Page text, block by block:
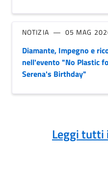
NOTIZIA 05 MAG
Diamante, Impegno e
nell'evento "No Plastic
Serena's Birthday"
Leggi tutti